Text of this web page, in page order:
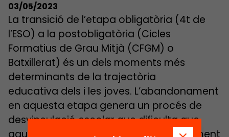
03/05/2023
La transició de l’etapa obligatòria (4t de
l’ESO) a la postobligatòria (Cicles
Formatius de Grau Mitjà (CFGM) o
Batxillerat) és un dels moments més
determinants de la trajectòria
educativa dels i les joves. L’abandonament
en aquesta etapa genera un procés de
desvinculació escolar que dificulta que